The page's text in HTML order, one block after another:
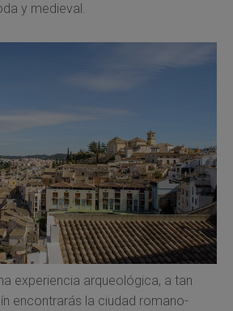
y medieval.
experiencia arqueológica, a tan
encontrarás la ciudad romano-